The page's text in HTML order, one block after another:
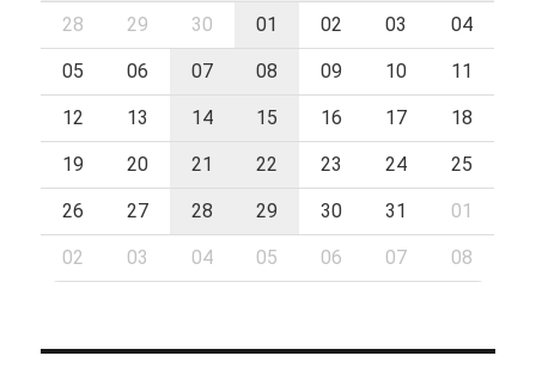
28 29 30 01 02 03 04
05 06 07 08 09 10 11
12 13 14 15 16 17 18
19 20 21 22 23 24 25
26 27 28 29 30 31 01
02 03 04 05 06 07 08